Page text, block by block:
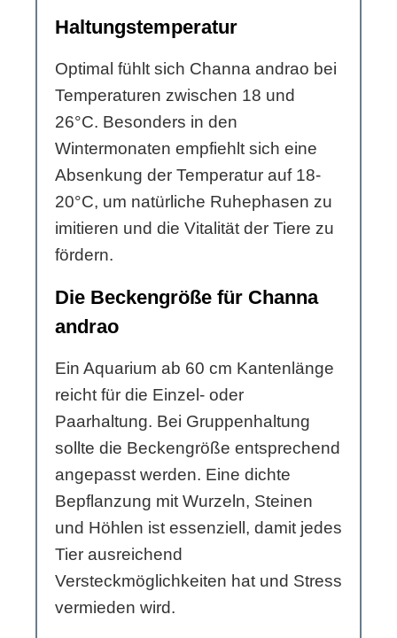
Haltungstemperatur
Optimal fühlt sich Channa andrao bei
Temperaturen zwischen 18 und
26°C. Besonders in den
Wintermonaten empfiehlt sich eine
Absenkung der Temperatur auf 18-
20°C, um natürliche Ruhephasen zu
imitieren und die Vitalität der Tiere zu
fördern.
Die Beckengröße für Channa
andrao
Ein Aquarium ab 60 cm Kantenlänge
reicht für die Einzel- oder
Paarhaltung. Bei Gruppenhaltung
sollte die Beckengröße entsprechend
angepasst werden. Eine dichte
Bepflanzung mit Wurzeln, Steinen
und Höhlen ist essenziell, damit jedes
Tier ausreichend
Versteckmöglichkeiten hat und Stress
vermieden wird.